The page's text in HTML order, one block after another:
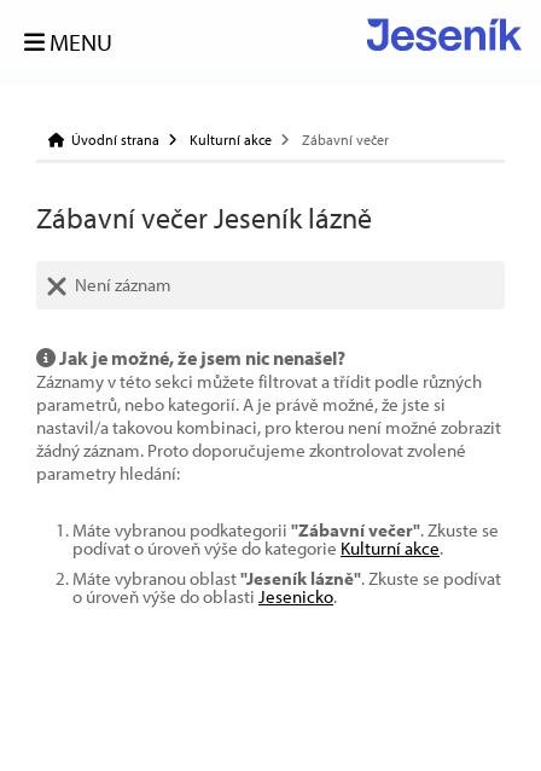
MENU
Úvodní strana Kulturní akce Zábavní večer
Zábavní večer Jeseník lázně
Není záznam
Jak je možné, že jsem nic nenašel?
Záznamy v této sekci můžete filtrovat a třídit podle různých
parametrů, nebo kategorií. A je právě možné, že jste si
nastavil/a takovou kombinaci, pro kterou není možné zobrazit
žádný záznam. Proto doporučujeme zkontrolovat zvolené
parametry hledání:
Máte vybranou podkategorii "Zábavní večer". Zkuste se
podívat o úroveň výše do kategorie Kulturní akce.
Máte vybranou oblast"Jeseník lázně". Zkuste se podívat
o úroveň výše do oblasti Jesenicko.